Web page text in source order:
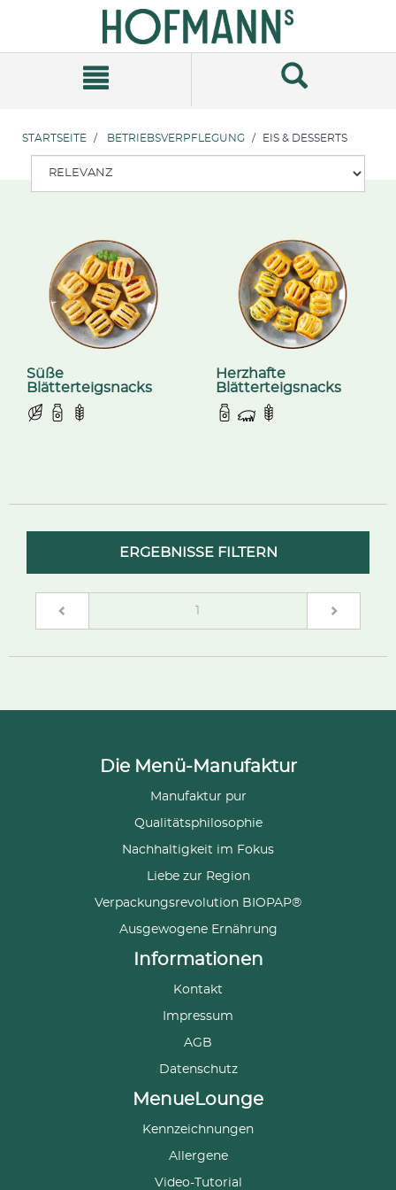
Navigationsmenü
STARTSEITE BETRIEBSVERPFLEGUNG EIS & DESSERTS
Süße
Blätterteigsnacks
Herzhafte
Blätterteigsnacks
ERGEBNISSE FILTERN
1
Die Menü-Manufaktur
Manufaktur pur
Qualitätsphilosophie
Nachhaltigkeit im Fokus
Liebe zur Region
Verpackungsrevolution BIOPAP®
Ausgewogene Ernährung
Informationen
Kontakt
Impressum
AGB
Datenschutz
MenueLounge
Kennzeichnungen
Allergene
Video-Tutorial